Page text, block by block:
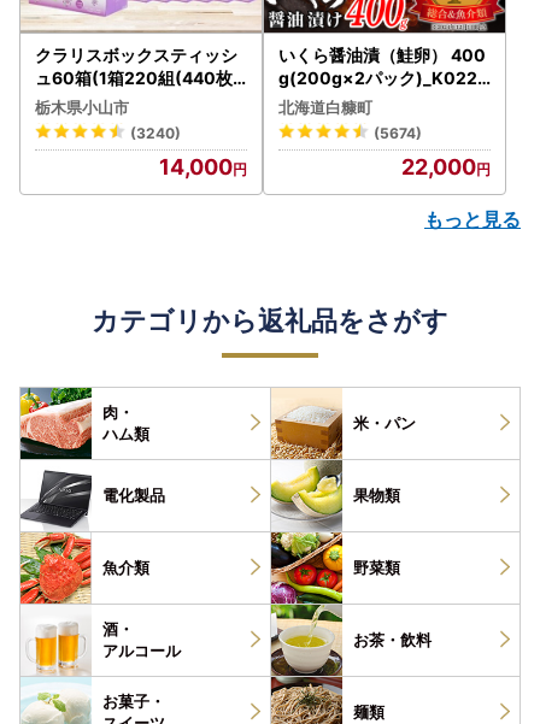
クラリスボックスティッシ
ュ60箱(1箱220組(440枚))
(5個入り×12セット)【配送
不可地域：離島・沖縄県】
【1256759】
栃木県小山市
(3240)
14,000
いくら醤油漬（鮭卵） 400
g(200g×2パック)_K022-
1676
北海道白糠町
(5674)
22,000
もっと見る
カテゴリから返礼品をさがす
肉・
ハム類
米・パン
電化製品 果物類
魚介類 野菜類
酒・
アルコール
お茶・ 飲料
お菓子・
麺類